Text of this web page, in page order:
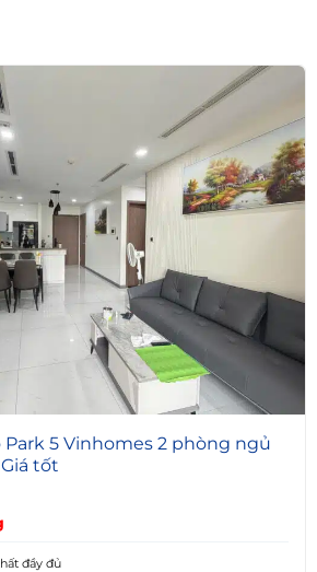
5 Vinhomes 2 phòng ngủ
tốt
đầy đủ